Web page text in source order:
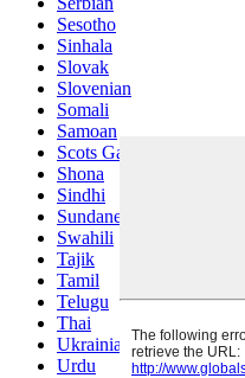
Sesotho
Sinhala
Slovak
Slovenian
Somali
Samoan
Scots Gaelic
Shona
Sindhi
Sundanese
Swahili
Tajik
Tamil
Telugu
Thai
Ukrainian
Urdu